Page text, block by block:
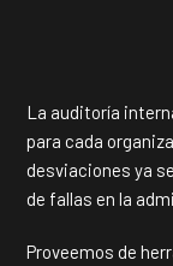
La auditoría
para cada
desviaciones ya
de fallas en la
Proveemos de